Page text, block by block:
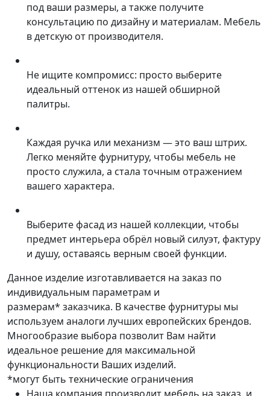
под ваши размеры, а также получите
консультацию по дизайну и материалам. Мебель
в детскую от производителя.
Не ищите компромисс: просто выберите
идеальный оттенок из нашей обширной
палитры.
Каждая ручка или механизм — это ваш штрих.
Легко меняйте фурнитуру, чтобы мебель не
просто служила, а стала точным отражением
вашего характера.
Выберите фасад из нашей коллекции, чтобы
предмет интерьера обрёл новый силуэт, фактуру
и душу, оставаясь верным своей функции.
Данное изделие изготавливается на заказ по
индивидуальным параметрам и
размерам* заказчика. В качестве фурнитуры мы
используем аналоги лучших европейских брендов.
Многообразие выбора позволит Вам найти
идеальное решение для максимальной
функциональности Ваших изделий.
*могут быть технические ограничения